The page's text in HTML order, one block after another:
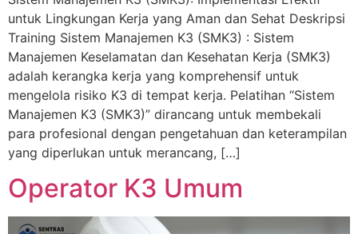
untuk Lingkungan Kerja yang Aman dan Sehat Deskripsi
Training Sistem Manajemen K3 (SMK3) : Sistem
Manajemen Keselamatan dan Kesehatan Kerja (SMK3)
adalah kerangka kerja yang komprehensif untuk
mengelola risiko K3 di tempat kerja. Pelatihan “Sistem
Manajemen K3 (SMK3)” dirancang untuk membekali
para profesional dengan pengetahuan dan keterampilan
yang diperlukan untuk merancang, […]
Operator K3 Umum